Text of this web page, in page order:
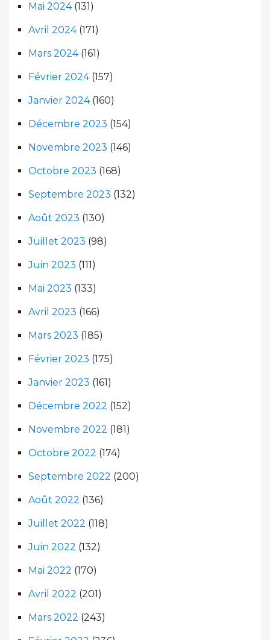
Mai 2024(131)
Avril 2024(171)
Mars 2024(161)
Février 2024(157)
Janvier 2024(160)
Décembre 2023 (154)
Novembre 2023 (146)
Octobre 2023 (168)
Septembre 2023 (132)
Août 2023 (130)
Juillet 2023 (98)
Juin 2023 (111)
Mai 2023 (133)
Avril 2023 (166)
Mars 2023 (185)
Février 2023 (175)
Janvier 2023 (161)
Décembre 2022 (152)
Novembre 2022 (181)
Octobre 2022 (174)
Septembre 2022 (200)
Août 2022 (136)
Juillet 2022 (118)
Juin 2022 (132)
Mai 2022 (170)
Avril 2022 (201)
Mars 2022 (243)